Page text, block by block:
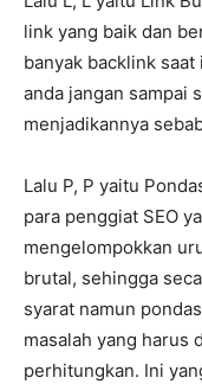
link yang baik dan
banyak backlink
anda jangan sampai
menjadikannya
Lalu P, P yaitu
para penggiat SEO
mengelompokkan
brutal, sehingga
syarat namun
masalah yang harus
perhitungkan. Ini